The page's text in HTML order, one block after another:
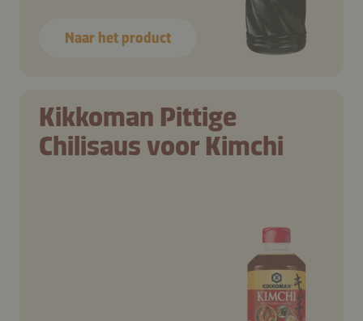
Naar het product
Kikkoman Pittige
Chilisaus voor Kimchi